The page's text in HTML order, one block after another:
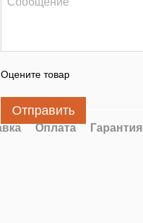
Оцените товар
Отправить
Оплата Гарантия